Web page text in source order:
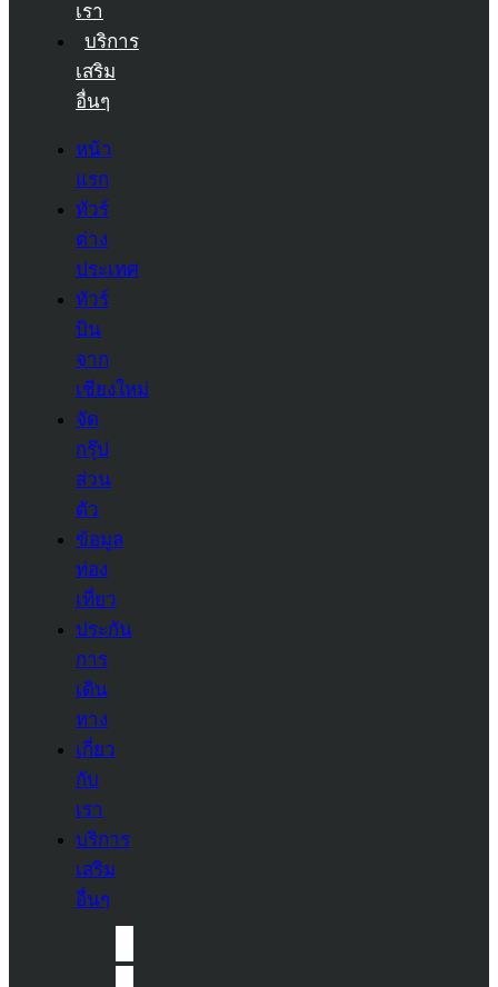
เรา
บริการ
เสริม
อื่นๆ
หน้า
แรก
ทัวร์
ต่าง
ประเทศ
ทัวร์
บิน
จาก
เชียงใหม่
จัด
กรุ๊ป
ส่วน
ตัว
ข้อมูล
ท่อง
เที่ยว
ประกัน
การ
เดิน
ทาง
เกี่ยว
กับ
เรา
บริการ
เสริม
อื่นๆ